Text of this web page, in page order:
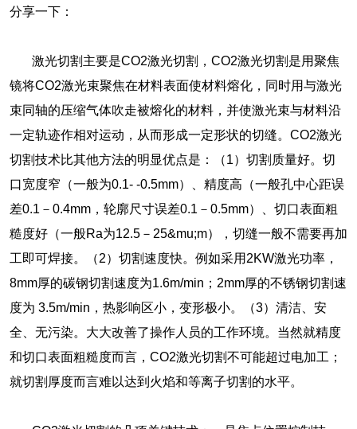
分享一下：
激光切割主要是CO2激光切割，CO2激光切割是用聚焦
镜将CO2激光束聚焦在材料表面使材料熔化，同时用与激光
束同轴的压缩气体吹走被熔化的材料，并使激光束与材料沿
一定轨迹作相对运动，从而形成一定形状的切缝。CO2激光
切割技术比其他方法的明显优点是：（1）切割质量好。切
口宽度窄（一般为0.1- -0.5mm）、精度高（一般孔中心距误
差0.1－0.4mm，轮廓尺寸误差0.1－0.5mm）、切口表面粗
糙度好（一般Ra为12.5－25&mu;m），切缝一般不需要再加
工即可焊接。（2）切割速度快。例如采用2KW激光功率，
8mm厚的碳钢切割速度为1.6m/min；2mm厚的不锈钢切割速
度为 3.5m/min，热影响区小，变形极小。（3）清洁、安
全、无污染。大大改善了操作人员的工作环境。当然就精度
和切口表面粗糙度而言，CO2激光切割不可能超过电加工；
就切割厚度而言难以达到火焰和等离子切割的水平。